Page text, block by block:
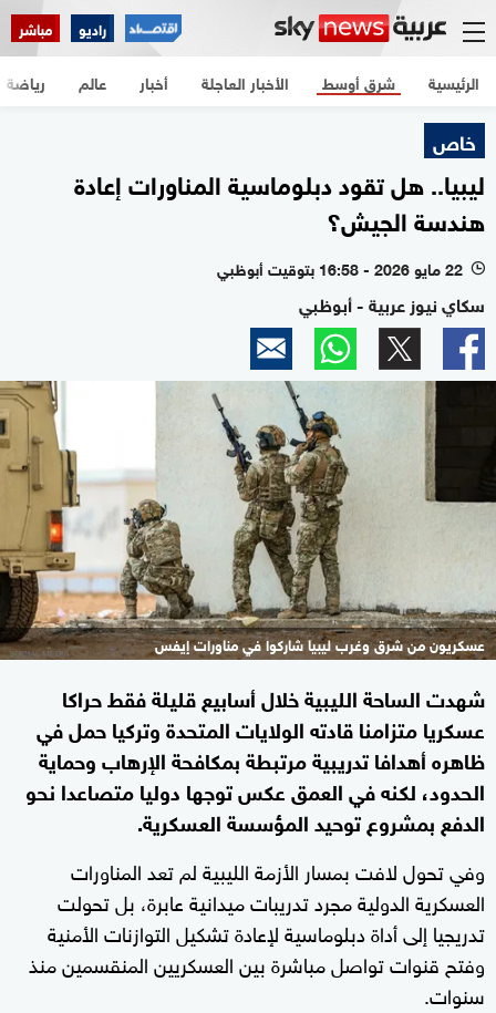
راديو مباشر
الرئيسية الأخبار العاجلة أخبار شرق أوسط عالم رياضة
خاص
ليبيا.. هل تقود دبلوماسية المناورات إعادة
هندسة الجيش؟
l 22 مايو 2026 - 16:58 بتوقيت أبوظبي
سكاي نيوز عربية - أبوظبي
عسكريون من شرق وغرب ليبيا شاركوا في مناورات إيفس
شهدت الساحة الليبية خلال أسابيع قليلة فقط حراكا
عسكريا متزامنا قادته الولايات المتحدة وتركيا حمل في
ظاهره أهدافا تدريبية مرتبطة بمكافحة الإرهاب وحماية
الحدود، لكنه في العمق عكس توجها دوليا متصاعدا نحو
الدفع بمشروع توحيد المؤسسة العسكرية.
وفي تحول لافت بمسار الأزمة الليبية لم تعد المناورات
العسكرية الدولية مجرد تدريبات ميدانية عابرة، بل تحولت
تدريجيا إلى أداة دبلوماسية لإعادة تشكيل التوازنات الأمنية
وفتح قنوات تواصل مباشرة بين العسكريين المنقسمين منذ
سنوات.